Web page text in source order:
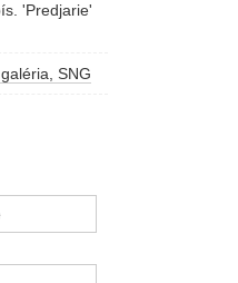
'Predjarie'
Bednárovi
SNG